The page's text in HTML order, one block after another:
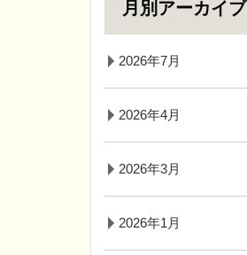
月別アーカイブ
2026年7月
2026年4月
2026年3月
2026年1月